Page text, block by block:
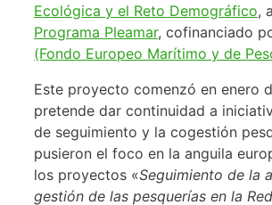
Ecológica y el Reto Demográfico,
Programa Pleamar, cofinanciado
(Fondo Europeo Marítimo y de
Este proyecto comenzó en enero
pretende dar continuidad a
de seguimiento y la cogestión
pusieron el foco en la anguila
los proyectos «Seguimiento de la
gestión de las pesquerías en la